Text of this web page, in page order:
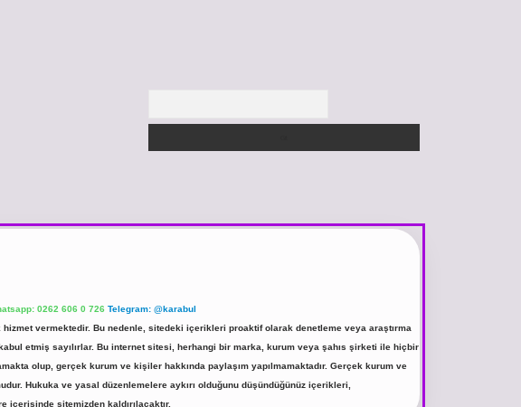
0262 606 0 726 Telegram: @karabul
vermektedir. Bu nedenle, sitedeki içerikleri proaktif olarak denetleme veya araştırma
etmiş sayılırlar. Bu internet sitesi, herhangi bir marka, kurum veya şahıs şirketi ile hiçbir
olup, gerçek kurum ve kişiler hakkında paylaşım yapılmamaktadır. Gerçek kurum ve
Hukuka ve yasal düzenlemelere aykırı olduğunu düşündüğünüz içerikleri,
sitemizden kaldırılacaktır.